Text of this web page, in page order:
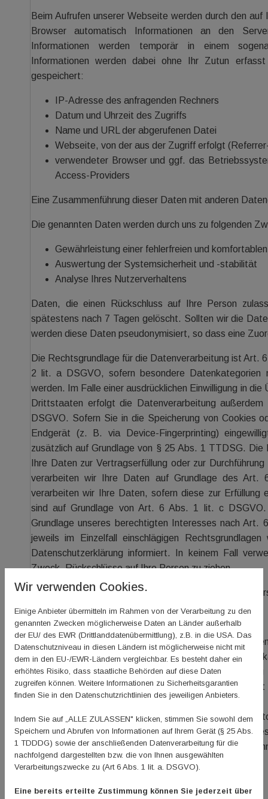
Beim Aufrufen unserer Webseite werden durch den
Browser automatisch Informationen an den
Informationen werden temporär in einem
Informationen werden dabei ohne Ihr Zutun
gespeichert:
IP-Adresse des anfragenden Rechners
Datum und Uhrzeit des Zugriffs
Name und URL der abgerufenen Datei
Webseite, von der aus der Zugriff erfolgt
verwendeter Browser und ggf. das
Access-Providers
Eine Zusammenführung dieser Daten mit anderen
Die genannten Daten werden durch uns zu folgenden
Gewährleistung einer fehlerfreien und
Auswertung der Systemsicherheit und -stabilität
Analyse Ihres Nutzerverhaltens
Daten, die einen Rückschluss auf Ihre Person
spätestens nach 7 Tagen gelöscht. Sollten wir die
werden diese Daten pseudonymisiert, so dass eine
Die Rechtsgrundlage für die Datenverarbeitung ist Art.
2 lit. a DSGVO, sofern besondere
werden. Im Falle einer ausdrücklichen Einwilligung in
Drittstaaten erfolgt die Datenverarbeitung
DSGVO. Sofern Sie in die Speicherung von Cookies
Endgerät (z. B. via Device-Fingerprinting)
zusätzlich auf Grundlage von § 25 Abs. 1 TTDSG. Die
Ihre Daten zur Vertragserfüllung oder zur
verarbeiten wir Ihre Daten auf Grundlage des
verarbeiten wir Ihre Daten, sofern diese zur Erfüllung
sind auf Grundlage von Art. 6 Abs. 1 lit. c
Grundlage unseres berechtigten Interesses nach
jeweils im Einzelfall einschlägigen
Datenschutzerklärung informiert. In keinem Fall
Zweck, Rückschlüsse auf Ihre Person zu ziehen.
b) Tracking zur Auswertung der Nutzung des
Double-Opt-In und Protokollierung
Für die Anmeldung zu unserem Newsletter
niemand mit fremden E-Mail-Adressen
Verfahren. Sie bekommen daher nach Ihrer
Mail mit der Bitte, Ihre Anmeldung zu bestätigen.
Des Weiteren wird Ihre Anmeldung zum Newsletter
Speicherung des Anmelde- und
Adresse. Wenn Sie Änderungen an Ihren Daten
protokolliert.
Widerruf
Wir verwenden Cookies.
Einige Anbieter übermitteln im Rahmen von der Verarbeitung zu den
genannten Zwecken möglicherweise Daten an Länder außerhalb
der EU/ des EWR (Drittlanddatenübermittlung), z.B. in die USA. Das
Datenschutzniveau in diesen Ländern ist möglicherweise nicht mit
dem in den EU-/EWR-Ländern vergleichbar. Es besteht daher ein
erhöhtes Risiko, dass staatliche Behörden auf diese Daten
zugreifen können. Weitere Informationen zu Sicherheitsgarantien
finden Sie in den Datenschutzrichtlinien des jeweiligen Anbieters.
Indem Sie auf „ALLE ZULASSEN" klicken, stimmen Sie sowohl dem
Speichern und Abrufen von Informationen auf Ihrem Gerät (§ 25 Abs.
1 TDDDG) sowie der anschließenden Datenverarbeitung für die
nachfolgend dargestellten bzw. die von Ihnen ausgewählten
Verarbeitungszwecke zu (Art 6 Abs. 1 lit. a. DSGVO).
Eine bereits erteilte Zustimmung können Sie jederzeit über